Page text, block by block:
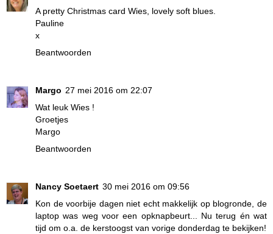
A pretty Christmas card Wies, lovely soft blues.
Pauline
x
Beantwoorden
Margo 27 mei 2016 om 22:07
Wat leuk Wies !
Groetjes
Margo
Beantwoorden
Nancy Soetaert 30 mei 2016 om 09:56
Kon de voorbije dagen niet echt makkelijk op blogronde, de
laptop was weg voor een opknapbeurt... Nu terug én wat
tijd om o.a. de kerstoogst van vorige donderdag te bekijken!